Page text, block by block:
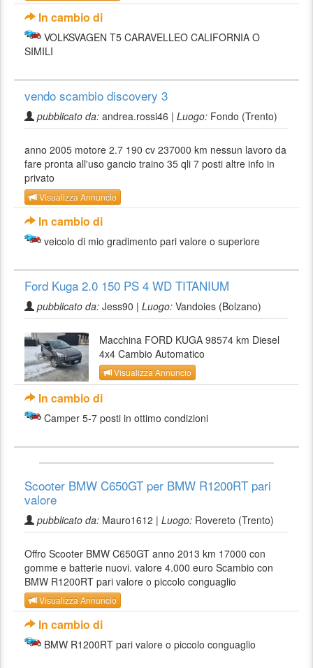
In cambio di
VOLKSVAGEN T5 CARAVELLEO CALIFORNIA O
SIMILI
vendo scambio discovery 3
pubblicato da: andrea.rossi46 | Luogo: Fondo (Trento)
anno 2005 motore 2.7 190 cv 237000 km nessun lavoro da
fare pronta all'uso gancio traino 35 qli 7 posti altre info in
privato
Visualizza Annuncio
In cambio di
veicolo di mio gradimento pari valore o superiore
Ford Kuga 2.0 150 PS 4 WD TITANIUM
pubblicato da: Jess90 | Luogo: Vandoies (Bolzano)
Macchina FORD KUGA 98574 km Diesel
4x4 Cambio Automatico
Visualizza Annuncio
In cambio di
Camper 5-7 posti in ottimo condizioni
Scooter BMW C650GT per BMW R1200RT pari
valore
pubblicato da: Mauro1612 | Luogo: Rovereto (Trento)
Offro Scooter BMW C650GT anno 2013 km 17000 con
gomme e batterie nuovi. valore 4.000 euro Scambio con
BMW R1200RT pari valore o piccolo conguaglio
Visualizza Annuncio
In cambio di
BMW R1200RT pari valore o piccolo conguaglio